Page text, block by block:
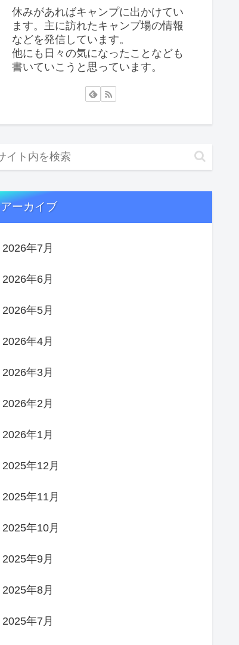
休みがあればキャンプに出かけてい
ます。主に訪れたキャンプ場の情報
などを発信しています。
他にも日々の気になったことなども
書いていこうと思っています。
アーカイブ
2026年7月
2026年6月
2026年5月
2026年4月
2026年3月
2026年2月
2026年1月
2025年12月
2025年11月
2025年10月
2025年9月
2025年8月
2025年7月